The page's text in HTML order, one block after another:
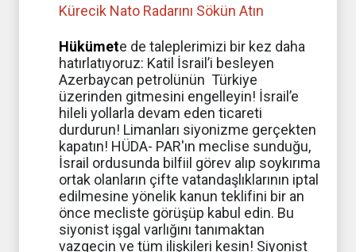
Kürecik Nato Radarını Sökün Atın
Hükümete de taleplerimizi bir kez daha
hatırlatıyoruz: Katil İsrail’i besleyen
Azerbaycan petrolünün Türkiye
üzerinden gitmesini engelleyin! İsrail’e
hileli yollarla devam eden ticareti
durdurun! Limanları siyonizme gerçekten
kapatın! HÜDA- PAR'ın meclise sunduğu,
İsrail ordusunda bilfiil görev alıp soykırıma
ortak olanların çifte vatandaşlıklarının iptal
edilmesine yönelik kanun teklifini bir an
önce mecliste görüşüp kabul edin. Bu
siyonist işgal varlığını tanımaktan
vazgeçin ve tüm ilişkileri kesin! Siyonist